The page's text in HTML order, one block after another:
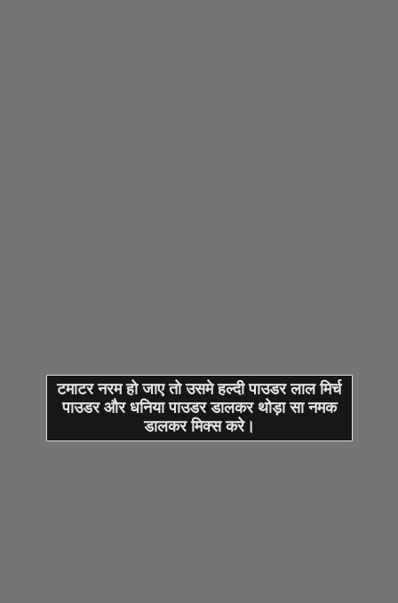
टमाटर नरम हो जाए तो उसमे हल्दी पाउडर लाल मिर्च
पाउडर और धनिया पाउडर डालकर थोड़ा सा नमक
डालकर मिक्स करे।